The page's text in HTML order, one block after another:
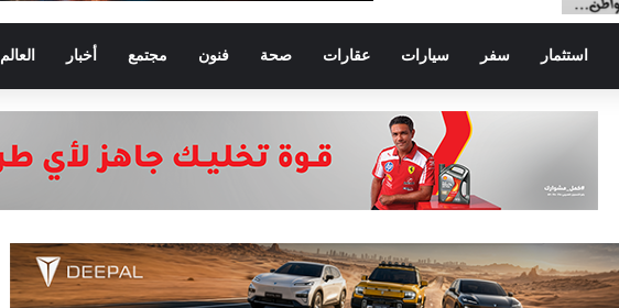
استثمار سفر سيارات عقارات صحة فنون مجتمع أخبار العالم